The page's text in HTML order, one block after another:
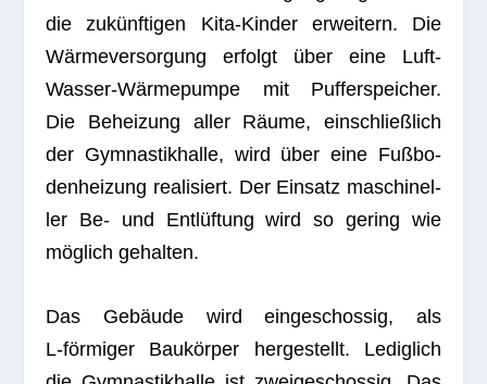
die zukünf­ti­gen Kita-Kin­der erwei­tern. Die
Wär­me­ver­sor­gung erfolgt über eine Luft-
Was­ser-Wär­me­pumpe mit Puf­fer­spei­cher.
Die Behei­zung aller Räume, ein­schließ­lich
der Gym­nas­tik­halle, wird über eine Fuß­bo­
den­hei­zung rea­li­siert. Der Ein­satz maschi­nel­
ler Be- und Ent­lüf­tung wird so gering wie
mög­lich gehalten.
Das Gebäude wird ein­ge­schos­sig, als
L‑förmiger Bau­kör­per her­ge­stellt. Ledig­lich